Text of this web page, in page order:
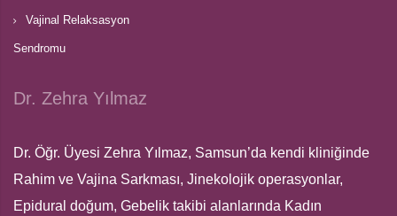
Vajinal Relaksasyon
Sendromu
Dr. Zehra Yılmaz
Dr. Öğr. Üyesi Zehra Yılmaz, Samsun’da kendi kliniğinde
Rahim ve Vajina Sarkması, Jinekolojik operasyonlar,
Epidural doğum, Gebelik takibi alanlarında Kadın